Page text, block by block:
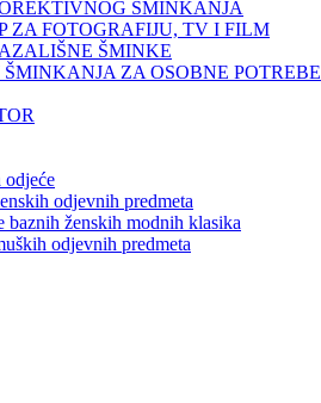
ŠMINKANJA
ZA FOTOGRAFIJU, TV I FILM
ŠMINKE
ZA OSOBNE POTREBE
odjeće
odjevnih predmeta
ženskih modnih klasika
odjevnih predmeta